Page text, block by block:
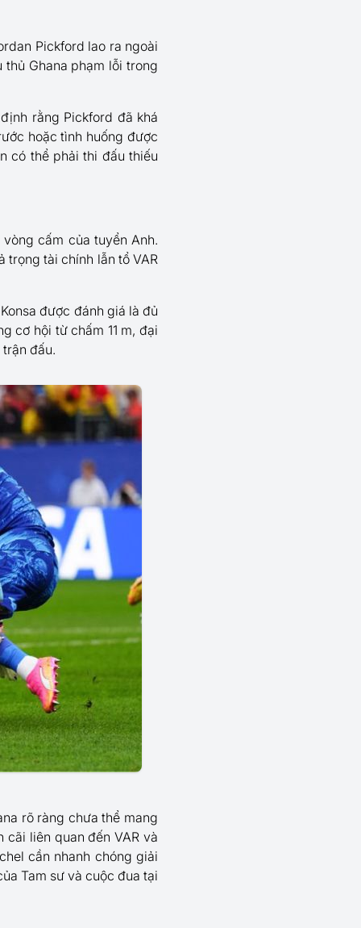
Pickford lao ra ngoài
Ghana phạm lỗi trong
rằng Pickford đã khá
hoặc tình huống được
có thể phải thi đấu thiếu
cấm của tuyển Anh.
trọng tài chính lẫn tổ VAR
được đánh giá là đủ
cơ hội từ chấm 11 m, đại
đấu.
rõ ràng chưa thể mang
liên quan đến VAR và
cần nhanh chóng giải
Tam sư và cuộc đua tại